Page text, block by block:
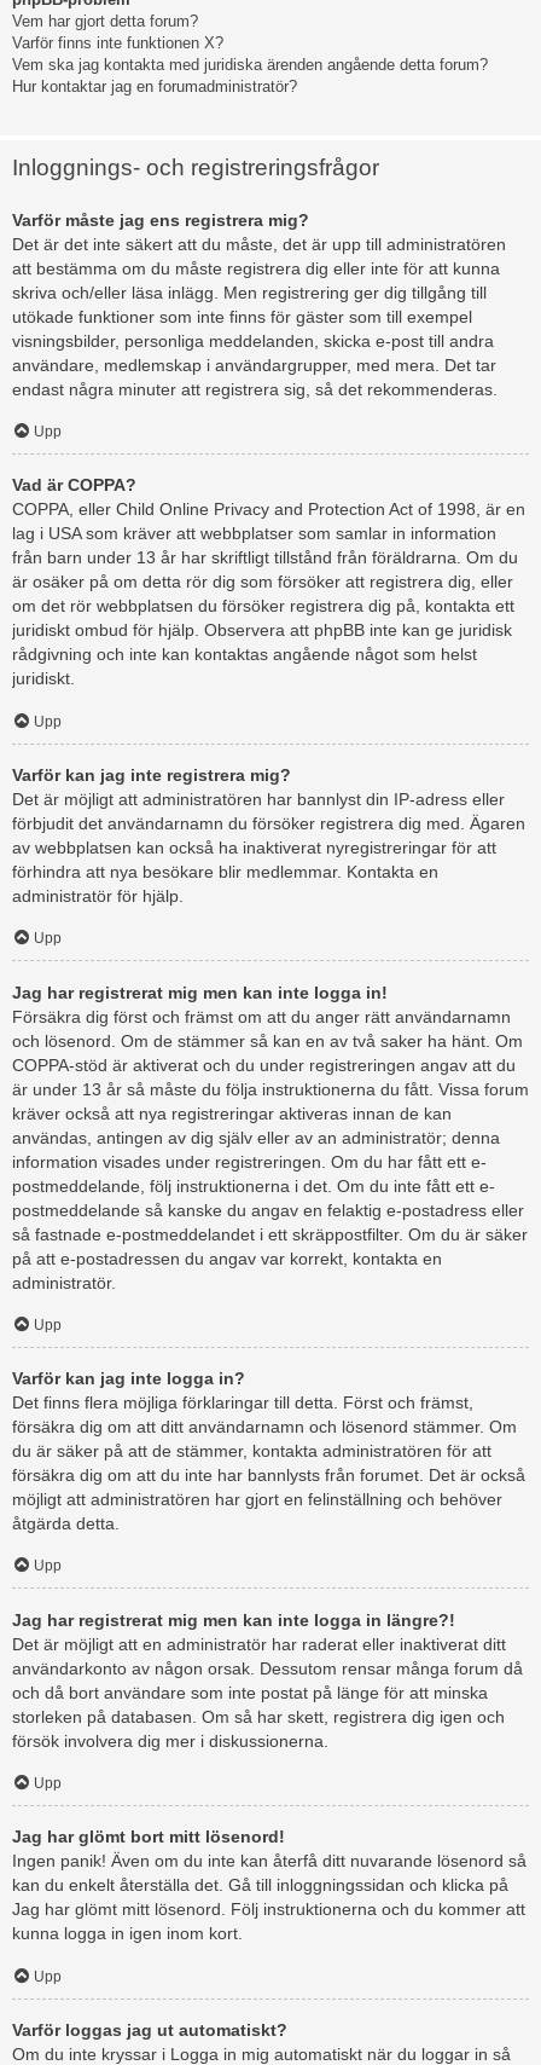
Vem har gjort detta forum?
Varför finns inte funktionen X?
Vem ska jag kontakta med juridiska ärenden angående detta forum?
Hur kontaktar jag en forumadministratör?
Inloggnings- och registreringsfrågor
Varför måste jag ens registrera mig?
Det är det inte säkert att du måste, det är upp till administratören
att bestämma om du måste registrera dig eller inte för att kunna
skriva och/eller läsa inlägg. Men registrering ger dig tillgång till
utökade funktioner som inte finns för gäster som till exempel
visningsbilder, personliga meddelanden, skicka e-post till andra
användare, medlemskap i användargrupper, med mera. Det tar
endast några minuter att registrera sig, så det rekommenderas.
Upp
Vad är COPPA?
COPPA, eller Child Online Privacy and Protection Act of 1998, är en
lag i USA som kräver att webbplatser som samlar in information
från barn under 13 år har skriftligt tillstånd från föräldrarna. Om du
är osäker på om detta rör dig som försöker att registrera dig, eller
om det rör webbplatsen du försöker registrera dig på, kontakta ett
juridiskt ombud för hjälp. Observera att phpBB inte kan ge juridisk
rådgivning och inte kan kontaktas angående något som helst
juridiskt.
Upp
Varför kan jag inte registrera mig?
Det är möjligt att administratören har bannlyst din IP-adress eller
förbjudit det användarnamn du försöker registrera dig med. Ägaren
av webbplatsen kan också ha inaktiverat nyregistreringar för att
förhindra att nya besökare blir medlemmar. Kontakta en
administratör för hjälp.
Upp
Jag har registrerat mig men kan inte logga in!
Försäkra dig först och främst om att du anger rätt användarnamn
och lösenord. Om de stämmer så kan en av två saker ha hänt. Om
COPPA-stöd är aktiverat och du under registreringen angav att du
är under 13 år så måste du följa instruktionerna du fått. Vissa forum
kräver också att nya registreringar aktiveras innan de kan
användas, antingen av dig själv eller av an administratör; denna
information visades under registreringen. Om du har fått ett e-
postmeddelande, följ instruktionerna i det. Om du inte fått ett e-
postmeddelande så kanske du angav en felaktig e-postadress eller
så fastnade e-postmeddelandet i ett skräppostfilter. Om du är säker
på att e-postadressen du angav var korrekt, kontakta en
administratör.
Upp
Varför kan jag inte logga in?
Det finns flera möjliga förklaringar till detta. Först och främst,
försäkra dig om att ditt användarnamn och lösenord stämmer. Om
du är säker på att de stämmer, kontakta administratören för att
försäkra dig om att du inte har bannlysts från forumet. Det är också
möjligt att administratören har gjort en felinställning och behöver
åtgärda detta.
Upp
Jag har registrerat mig men kan inte logga in längre?!
Det är möjligt att en administratör har raderat eller inaktiverat ditt
användarkonto av någon orsak. Dessutom rensar många forum då
och då bort användare som inte postat på länge för att minska
storleken på databasen. Om så har skett, registrera dig igen och
försök involvera dig mer i diskussionerna.
Upp
Jag har glömt bort mitt lösenord!
Ingen panik! Även om du inte kan återfå ditt nuvarande lösenord så
kan du enkelt återställa det. Gå till inloggningssidan och klicka på
Jag har glömt mitt lösenord. Följ instruktionerna och du kommer att
kunna logga in igen inom kort.
Upp
Varför loggas jag ut automatiskt?
Om du inte kryssar i Logga in mig automatiskt när du loggar in så